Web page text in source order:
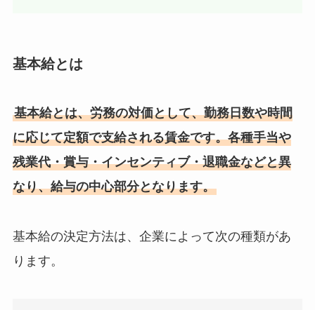
基本給とは
基本給とは、労務の対価として、勤務日数や時間
に応じて定額で支給される賃金です。各種手当や
残業代・賞与・インセンティブ・退職金などと異
なり、給与の中心部分となります。
基本給の決定方法は、企業によって次の種類があ
ります。